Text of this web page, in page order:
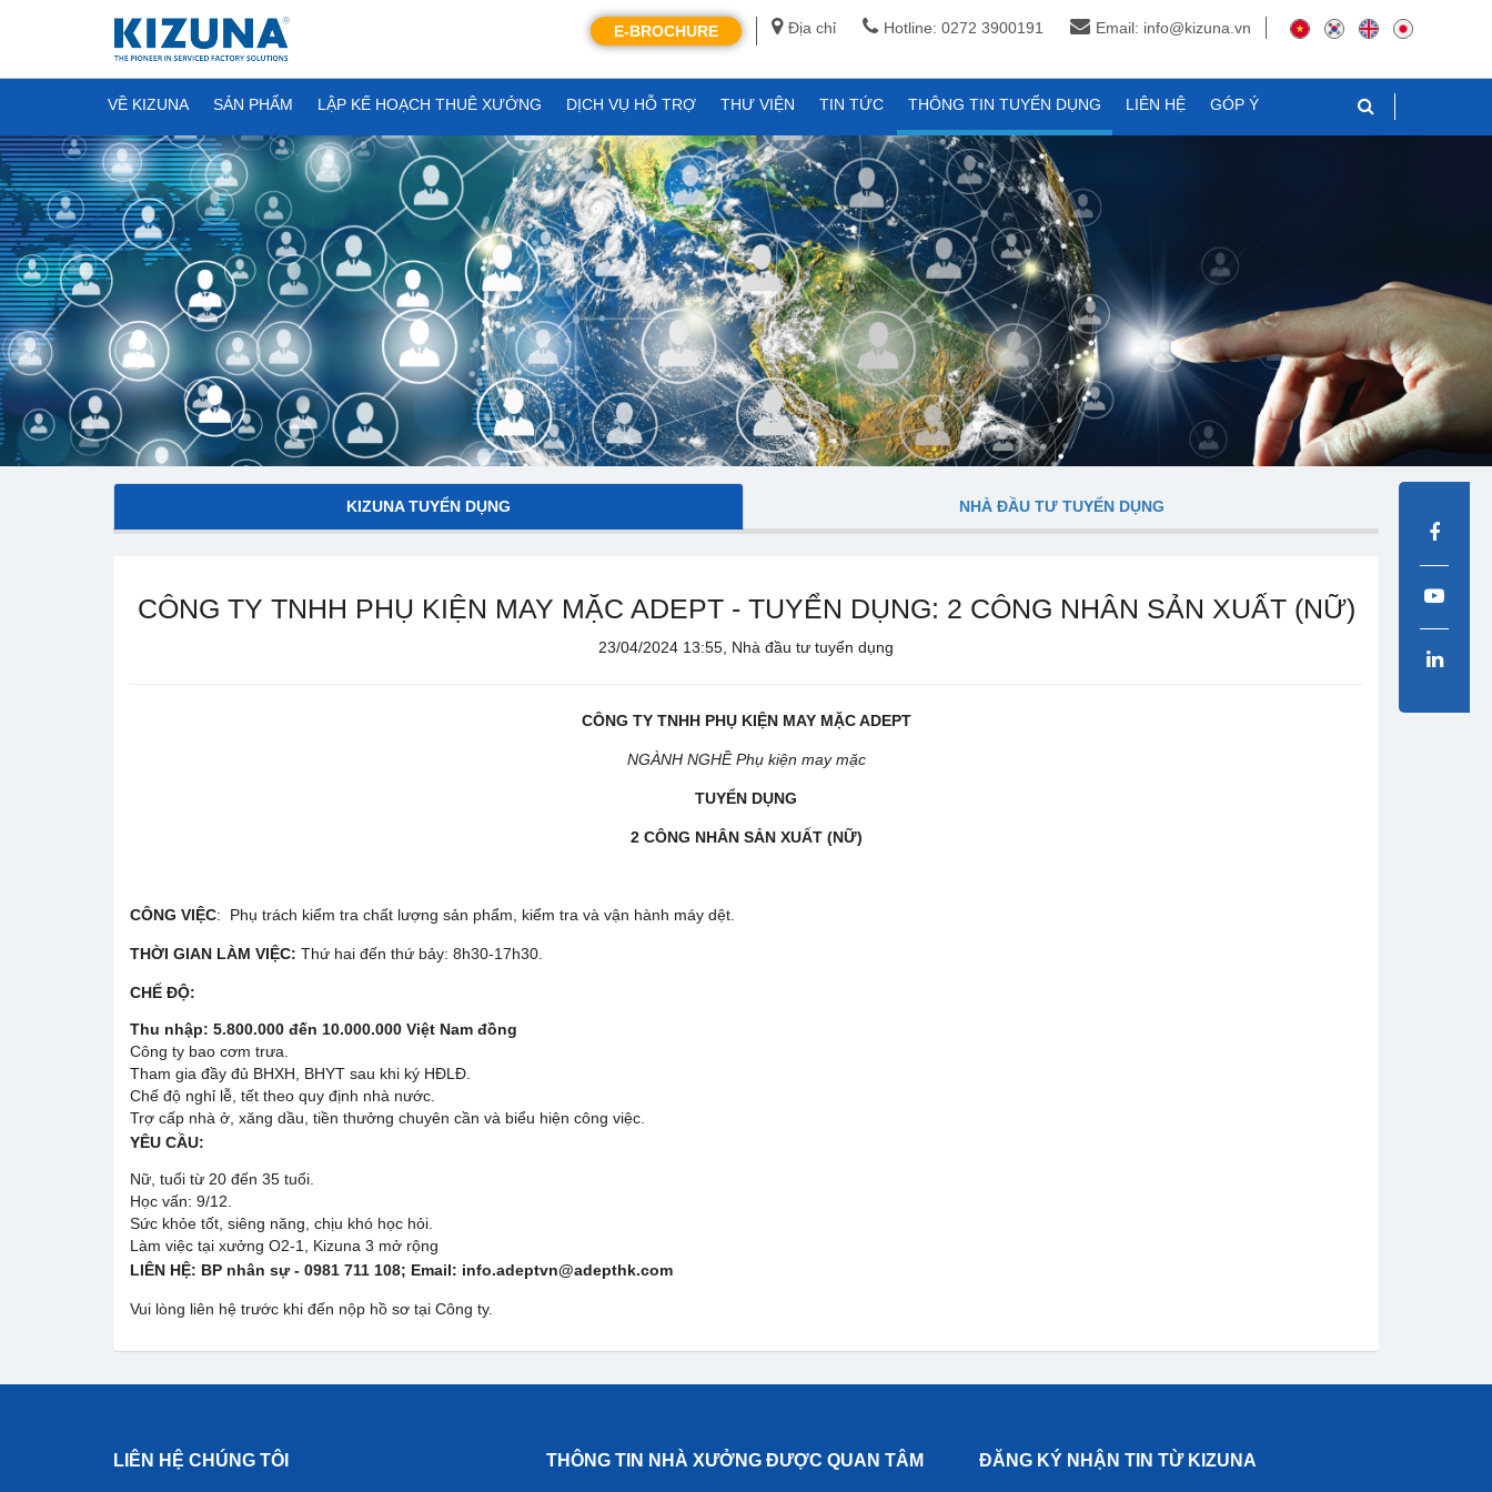
Địa chỉ Hotline: 0272 3900191 Email: info@kizuna.vn
E-BROCHURE
VỀ KIZUNA SẢN PHẨM LẬP KẾ HOẠCH THUÊ XƯỞNG DỊCH VỤ HỖ TRỢ THƯ VIỆN TIN TỨC THÔNG TIN TUYỂN DỤNG LIÊN HỆ GÓP Ý
KIZUNA TUYỂN DỤNG NHÀ ĐẦU TƯ TUYỂN DỤNG
CÔNG TY TNHH PHỤ KIỆN MAY MẶC ADEPT - TUYỂN DỤNG: 2 CÔNG NHÂN SẢN XUẤT (NỮ)
23/04/2024 13:55, Nhà đầu tư tuyển dụng
CÔNG TY TNHH PHỤ KIỆN MAY MẶC ADEPT
NGÀNH NGHỀ Phụ kiện may mặc
TUYỂN DỤNG
2CÔNG NHÂN SẢN XUẤT (NỮ)
CÔNG VIỆC: Phụ trách kiểm tra chất lượng sản phẩm, kiểm tra và vận hành máy dệt.
THỜI GIAN LÀM VIỆC: Thứ hai đến thứ bảy: 8h30-17h30.
CHẾ ĐỘ:
Thu nhập: 5.800.000 đến 10.000.000 Việt Nam đồng
Công ty bao cơm trưa.
Tham gia đầy đủ BHXH, BHYT sau khi ký HĐLĐ.
Chế độ nghỉ lễ, tết theo quy định nhà nước.
Trợ cấp nhà ở, xăng dầu, tiền thưởng chuyên cần và biểu hiện công việc.
YÊU CẦU:
Nữ, tuổi từ 20 đến 35 tuổi.
Học vấn: 9/12.
Sức khỏe tốt, siêng năng, chịu khó học hỏi.
Làm việc tại xưởng O2-1, Kizuna 3 mở rộng
LIÊN HỆ: BP nhân sự - 0981 711 108; Email: info.adeptvn@adepthk.com
Vui lòng liên hệ trước khi đến nộp hồ sơ tại Công ty.
LIÊN HỆ CHÚNG TÔI THÔNG TIN NHÀ XƯỞNG ĐƯỢC QUAN TÂM ĐĂNG KÝ NHẬN TIN TỪ KIZUNA